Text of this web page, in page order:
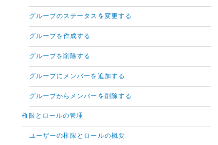
グループのステータスを変更する
グループを作成する
グループを削除する
グループにメンバーを追加する
グループからメンバーを削除する
権限とロールの管理
ユーザーの権限とロールの概要